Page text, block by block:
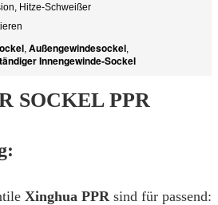
Hitze-Schweißer
, Außengewindesockel,
Innengewinde-Sockel
SOCKEL PPR
Xinghua PPR sind für passend: